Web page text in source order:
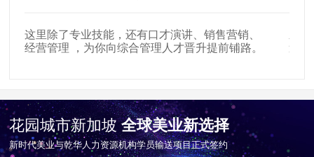
这里除了专业技能，还有口才演讲、销售营销、
经营管理 ，为你向综合管理人才晋升提前铺路。
遍布
花园城市新加坡全球美业新选择
新时代美业与乾华⼈⼒资源机构学员输送项目正式签约